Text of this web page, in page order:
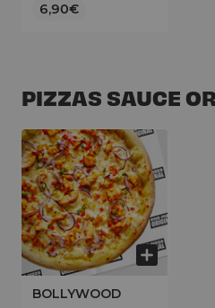
6,90€
PIZZAS SAUCE
BOLLYWOOD